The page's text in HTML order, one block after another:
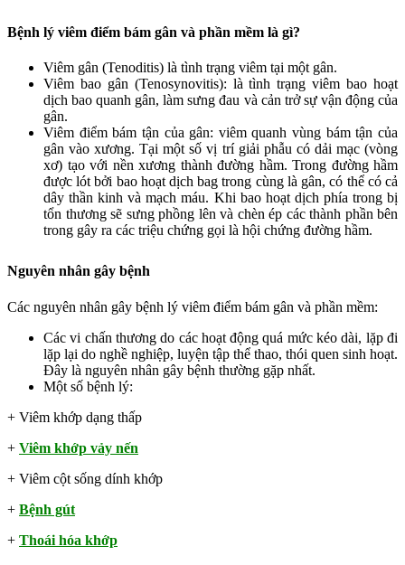
Bệnh lý viêm điểm bám gân và phần mềm là gì?
Viêm gân (Tenoditis) là tình trạng viêm tại một gân.
Viêm bao gân (Tenosynovitis): là tình trạng viêm bao hoạt
dịch bao quanh gân, làm sưng đau và cản trở sự vận động của
gân.
Viêm điểm bám tận của gân: viêm quanh vùng bám tận của
gân vào xương. Tại một số vị trí giải phẫu có dải mạc (vòng
xơ) tạo với nền xương thành đường hầm. Trong đường hầm
được lót bởi bao hoạt dịch bag trong cùng là gân, có thể có cả
dây thần kinh và mạch máu. Khi bao hoạt dịch phía trong bị
tổn thương sẽ sưng phồng lên và chèn ép các thành phần bên
trong gây ra các triệu chứng gọi là hội chứng đường hầm.
Nguyên nhân gây bệnh
Các nguyên nhân gây bệnh lý viêm điểm bám gân và phần mềm:
Các vi chấn thương do các hoạt động quá mức kéo dài, lặp đi
lặp lại do nghề nghiệp, luyện tập thể thao, thói quen sinh hoạt.
Đây là nguyên nhân gây bệnh thường gặp nhất.
Một số bệnh lý:
+ Viêm khớp dạng thấp
+ Viêm khớp vảy nến
+ Viêm cột sống dính khớp
+ Bệnh gút
+ Thoái hóa khớp